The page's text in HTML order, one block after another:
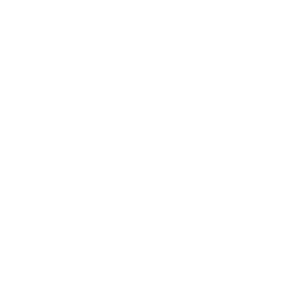
en flitst. Er moet een
springt via de paal
ingesloten instructies.
rinkelen en stuur de
de